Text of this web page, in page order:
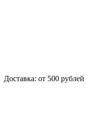
Доставка: от 500 рублей